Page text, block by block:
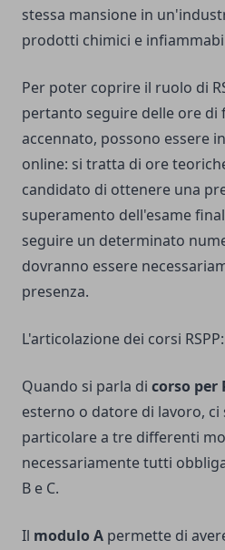
stessa mansione in
prodotti chimici e
Per poter coprire il ruolo di
pertanto seguire delle ore di
accennato, possono essere
online: si tratta di ore
candidato di ottenere una
superamento dell'esame
seguire un determinato
dovranno essere
presenza.
L'articolazione dei corsi
Quando si parla di corso per
esterno o datore di lavoro, ci
particolare a tre differenti
necessariamente tutti
B e C.
Il modulo A permette di